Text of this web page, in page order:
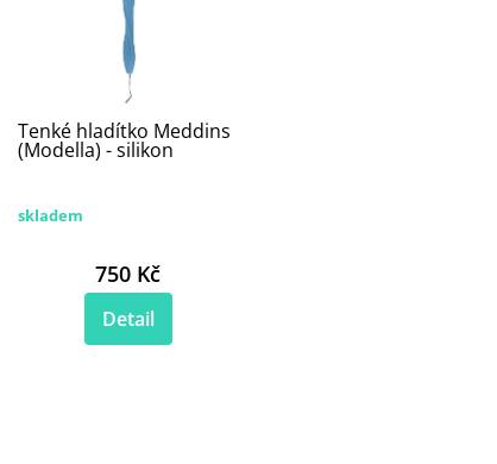
Tenké hladítko Meddins
(Modella) - silikon
skladem
750 Kč
Detail